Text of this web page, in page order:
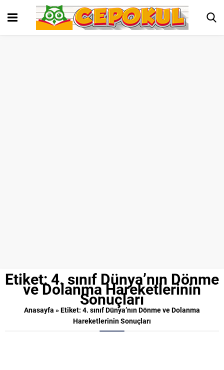
Etiket:4. sınıf Dünya’nın Dönme
ve Dolanma Hareketlerinin
Sonuçları
Anasayfa »Etiket: 4. sınıf Dünya’nın Dönme ve Dolanma
Hareketlerinin Sonuçları